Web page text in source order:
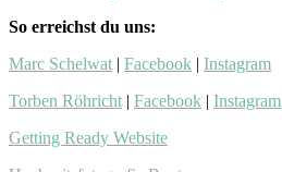
So erreichst du uns:
Marc Schelwat | Facebook | Instagram
Torben Röhricht | Facebook | Instagram
Getting Ready Website